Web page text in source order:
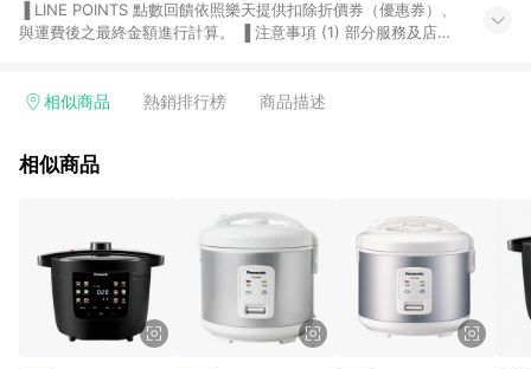
與運費後之最終金額進行計算。 ▐ 注意事項 (1) 部分服務及店家
Smart mobile、神腦生活、JS巨盛、樂天KOBO電子書，請詳閱
台灣樂天市場，並在同一瀏覽器於24小時內結帳，才享有 LINE
市場 45 天內完成訂單出貨及結帳，則不符合贈點資格。 (4) 如
使用APP、或中途瀏覽比價網、回饋網、Google等其他網頁、或
由網頁版(電腦版/手機版網頁)切換為App都將會造成追蹤中斷而
無法進行 LINE POINTS 回饋。 (5) LINE 購物為購物資訊整合性
平台，商品資料更新會有時間差，如顯示之商品規格、顏色、價
位、贈品與台灣樂天市場銷售網頁不符，以銷售網頁標示為準。
(6) 導購訂單已逾 365 天，根據台灣樂天回饋規定，逾期訂單將
相似商品 熱銷排行榜 商品描述
相似商品